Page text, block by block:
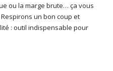
ou la marge brute… ça vous
un bon coup et
: outil indispensable pour